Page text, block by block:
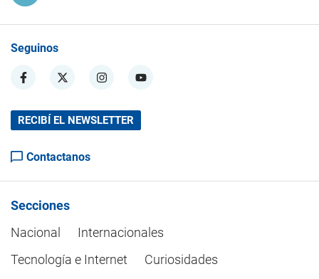
Seguinos
RECIBÍ EL NEWSLETTER
Contactanos
Secciones
Nacional
Internacionales
Tecnología e Internet
Curiosidades